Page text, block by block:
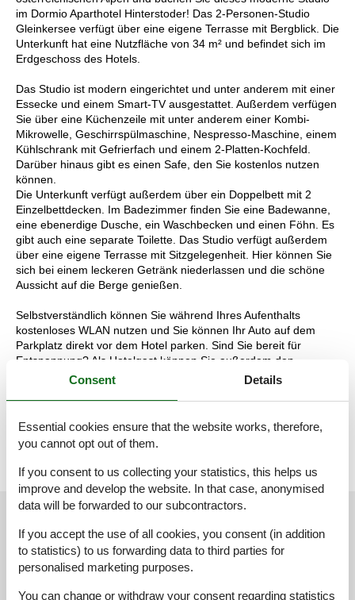
im Dormio Aparthotel Hinterstoder! Das 2-Personen-Studio
Gleinkersee verfügt über eine eigene Terrasse mit Bergblick. Die
Unterkunft hat eine Nutzfläche von 34 m² und befindet sich im
Erdgeschoss des Hotels.
Das Studio ist modern eingerichtet und unter anderem mit einer
Essecke und einem Smart-TV ausgestattet. Außerdem verfügen
Sie über eine Küchenzeile mit unter anderem einer Kombi-
Mikrowelle, Geschirrspülmaschine, Nespresso-Maschine, einem
Kühlschrank mit Gefrierfach und einem 2-Platten-Kochfeld.
Darüber hinaus gibt es einen Safe, den Sie kostenlos nutzen
können.
Die Unterkunft verfügt außerdem über ein Doppelbett mit 2
Einzelbettdecken. Im Badezimmer finden Sie eine Badewanne,
eine ebenerdige Dusche, ein Waschbecken und einen Föhn. Es
gibt auch eine separate Toilette. Das Studio verfügt außerdem
über eine eigene Terrasse mit Sitzgelegenheit. Hier können Sie
sich bei einem leckeren Getränk niederlassen und die schöne
Aussicht auf die Berge genießen.
Selbstverständlich können Sie während Ihres Aufenthalts
kostenloses WLAN nutzen und Sie können Ihr Auto auf dem
Parkplatz direkt vor dem Hotel parken. Sind Sie bereit für
Entspannung? Als Hotelgast können Sie außerdem den
Wellnessbereich mit drei Saunen, einem Ruheraum und einem
Die Aufteilung der Unterkunft kann variieren. Die Grundrisse und
Bilder vermitteln einen guten Eindruck, dienen aber nur zur
External reviews
4,4
Consent Details
Essential cookies ensure that the website works, therefore,
you cannot opt out of them.
If you consent to us collecting your statistics, this helps us
improve and develop the website. In that case, anonymised
data will be forwarded to our subcontractors.
If you accept the use of all cookies, you consent (in addition
to statistics) to us forwarding data to third parties for
personalised marketing purposes.
You can change or withdraw your consent regarding statistics